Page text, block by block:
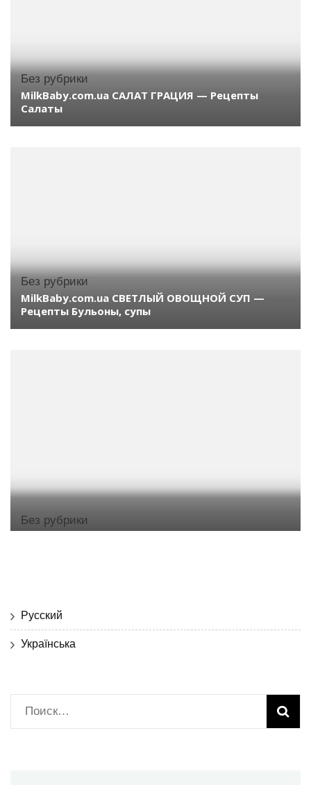
Без рубрики
MilkBaby.com.ua САЛАТ ГРАЦИЯ — Рецепты
Салаты
Без рубрики
MilkBaby.com.ua СВЕТЛЫЙ ОВОЩНОЙ СУП —
Рецепты Бульоны, супы
Без рубрики
Русский
Українська
Найти: